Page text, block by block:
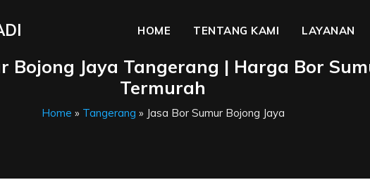
HOME TENTANG KAMI LAYANAN
Bojong Jaya Tangerang | Harga Bor
Termurah
Home » Tangerang » Jasa Bor Sumur Bojong Jaya